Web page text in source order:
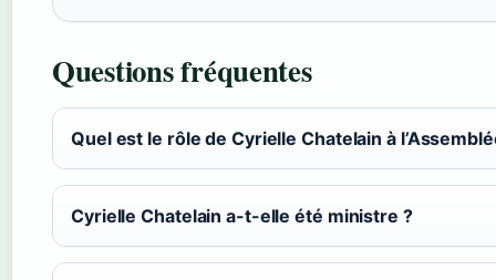
Questions fréquentes
Quel est le rôle de Cyrielle Chatelain à
Cyrielle Chatelain a-t-elle été ministre ?